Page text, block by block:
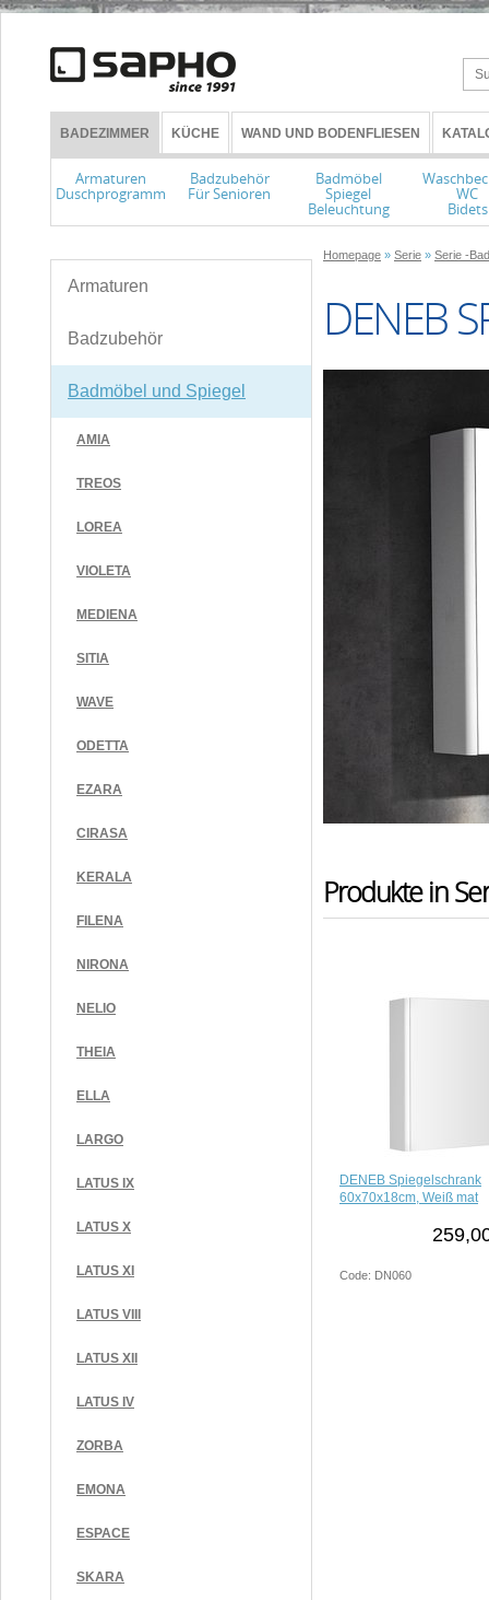
BADEZIMMER KÜCHE WAND UND BODENFLIESEN
Armaturen
Duschprogramm
Badzubehör
Für Senioren
Badmöbel
Spiegel
Beleuchtung
WC
Bidets
Armaturen
Badzubehör
Badmöbel und Spiegel
AMIA
TREOS
LOREA
VIOLETA
MEDIENA
SITIA
WAVE
ODETTA
EZARA
CIRASA
KERALA
FILENA
NIRONA
NELIO
THEIA
ELLA
LARGO
LATUS IX
LATUS X
LATUS XI
LATUS VIII
LATUS XII
LATUS IV
ZORBA
EMONA
ESPACE
SKARA
Homepage » Serie » Serie -
DENEB
Produkte in
DENEB Spiegelschrank
60x70x18cm, Weiß mat
Code: DN060